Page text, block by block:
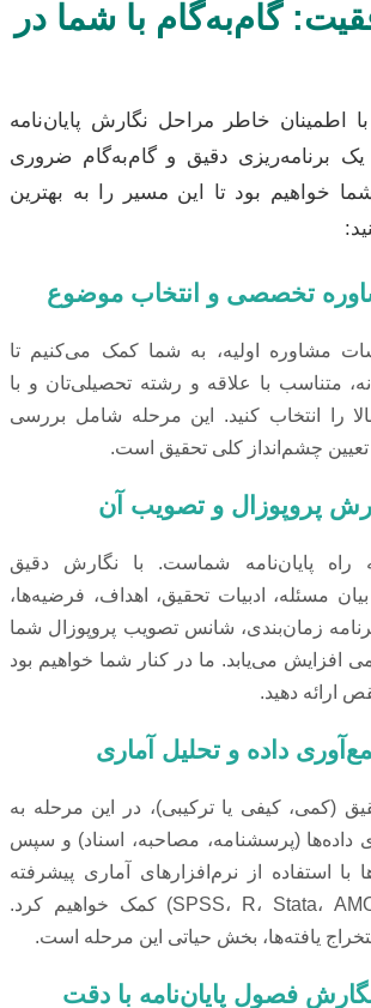
گام‌به‌گام با شما در
با اطمینان خاطر مراحل نگارش پایان‌نامه
برنامه‌ریزی دقیق و گام‌به‌گام ضروری
خواهیم بود تا این مسیر را به بهترین
تخصصی و انتخاب موضوع
مشاوره اولیه، به شما کمک می‌کنیم تا
متناسب با علاقه و رشته تحصیلی‌تان و با
را انتخاب کنید. این مرحله شامل بررسی
و تعیین چشم‌انداز کلی تحقیق است.
پروپوزال و تصویب آن
راه پایان‌نامه شماست. با نگارش دقیق
مسئله، ادبیات تحقیق، اهداف، فرضیه‌ها،
زمان‌بندی، شانس تصویب پروپوزال شما
افزایش می‌یابد. ما در کنار شما خواهیم بود
ارائه دهید.
داده و تحلیل آماری
(کمی، کیفی یا ترکیبی)، در این مرحله به
داده‌ها (پرسشنامه، مصاحبه، اسناد) و سپس
با استفاده از نرم‌افزارهای آماری پیشرفته
(مانند SPSS، R، Stata، AMOS، PLS) کمک خواهیم کرد.
یافته‌ها، بخش حیاتی این مرحله است.
فصول پایان‌نامه با دقت